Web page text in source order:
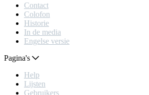
Contact
Colofon
Historie
In de media
Engelse versie
Pagina's
Help
Lijsten
Gebruikers